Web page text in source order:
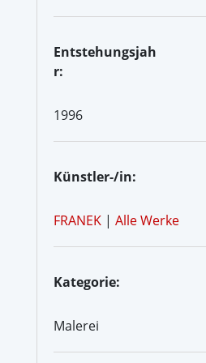
Entstehungsjah
r:
1996
Künstler-/in:
FRANEK | Alle Werke
Kategorie:
Malerei